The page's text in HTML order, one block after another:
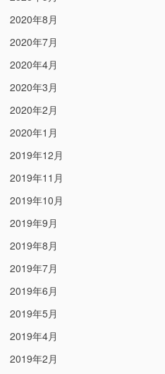
2020年8月
2020年7月
2020年4月
2020年3月
2020年2月
2020年1月
2019年12月
2019年11月
2019年10月
2019年9月
2019年8月
2019年7月
2019年6月
2019年5月
2019年4月
2019年2月